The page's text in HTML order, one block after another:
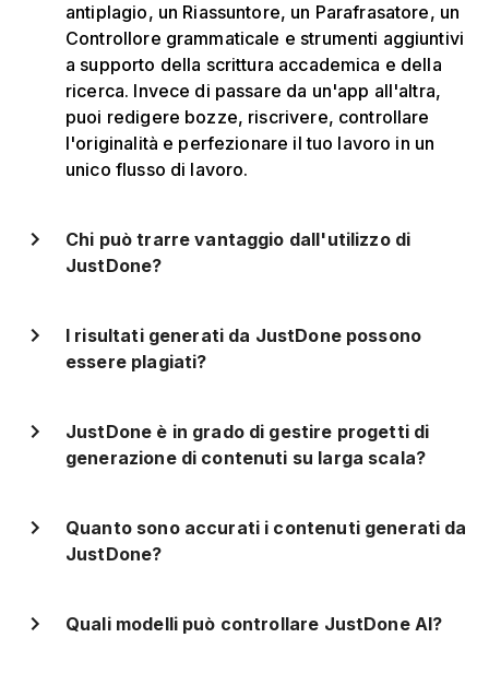
antiplagio, un Riassuntore, un Parafrasatore, un
Controllore grammaticale e strumenti aggiuntivi
a supporto della scrittura accademica e della
ricerca. Invece di passare da un'app all'altra,
puoi redigere bozze, riscrivere, controllare
l'originalità e perfezionare il tuo lavoro in un
unico flusso di lavoro.
Chi può trarre vantaggio dall'utilizzo di
JustDone?
I risultati generati da JustDone possono
essere plagiati?
JustDone è in grado di gestire progetti di
generazione di contenuti su larga scala?
Quanto sono accurati i contenuti generati da
JustDone?
Quali modelli può controllare JustDone AI?